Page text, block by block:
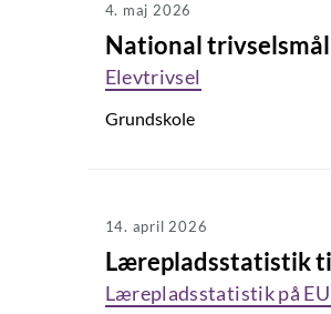
4. maj 2026
National
Elevtrivsel
Grundskole
14. april 2026
Lærepladsstatistik
Lærepladsstatistik på